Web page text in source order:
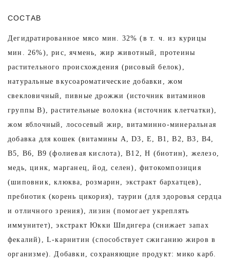
СОСТАВ
Дегидратированное мясо мин. 32% (в т. ч. из курицы
мин. 26%), рис, ячмень, жир животный, протеины
растительного происхождения (рисовый белок),
натуральные вкусоароматические добавки, жом
свекловичный, пивные дрожжи (источник витаминов
группы В), растительные волокна (источник клетчатки),
жом яблочный, лососевый жир, витаминно-минеральная
добавка для кошек (витамины А, D3, Е, В1, В2, В3, В4,
В5, В6, В9 (фолиевая кислота), В12, Н (биотин), железо,
медь, цинк, марганец, йод, селен), фитокомпозиция
(шиповник, клюква, розмарин, экстракт бархатцев),
пребиотик (корень цикория), таурин (для здоровья сердца
и отличного зрения), лизин (помогает укреплять
иммунитет), экстракт Юкки Шидигера (снижает запах
фекалий), L-карнитин (способствует сжиганию жиров в
организме). Добавки, сохраняющие продукт: мико карб.